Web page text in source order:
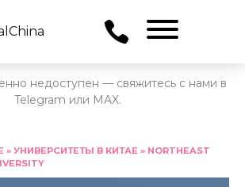
недоступен — свяжитесь с нами в
Telegram или MAX.
» УНИВЕРСИТЕТЫ В КИТАЕ » NORTHEAST